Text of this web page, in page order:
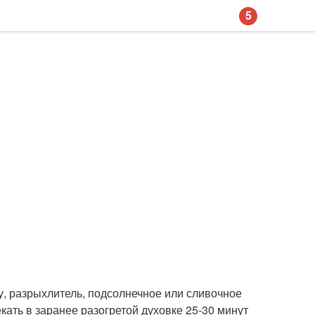
разрыхлитель, подсолнечное или сливочное
в заранее разогретой духовке 25-30 минут
5